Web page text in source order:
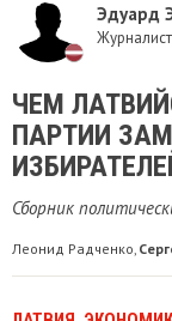
Эдуард
Журналист
ЧЕМ
ПАРТИИ
Сборник
Леонид Радченко,